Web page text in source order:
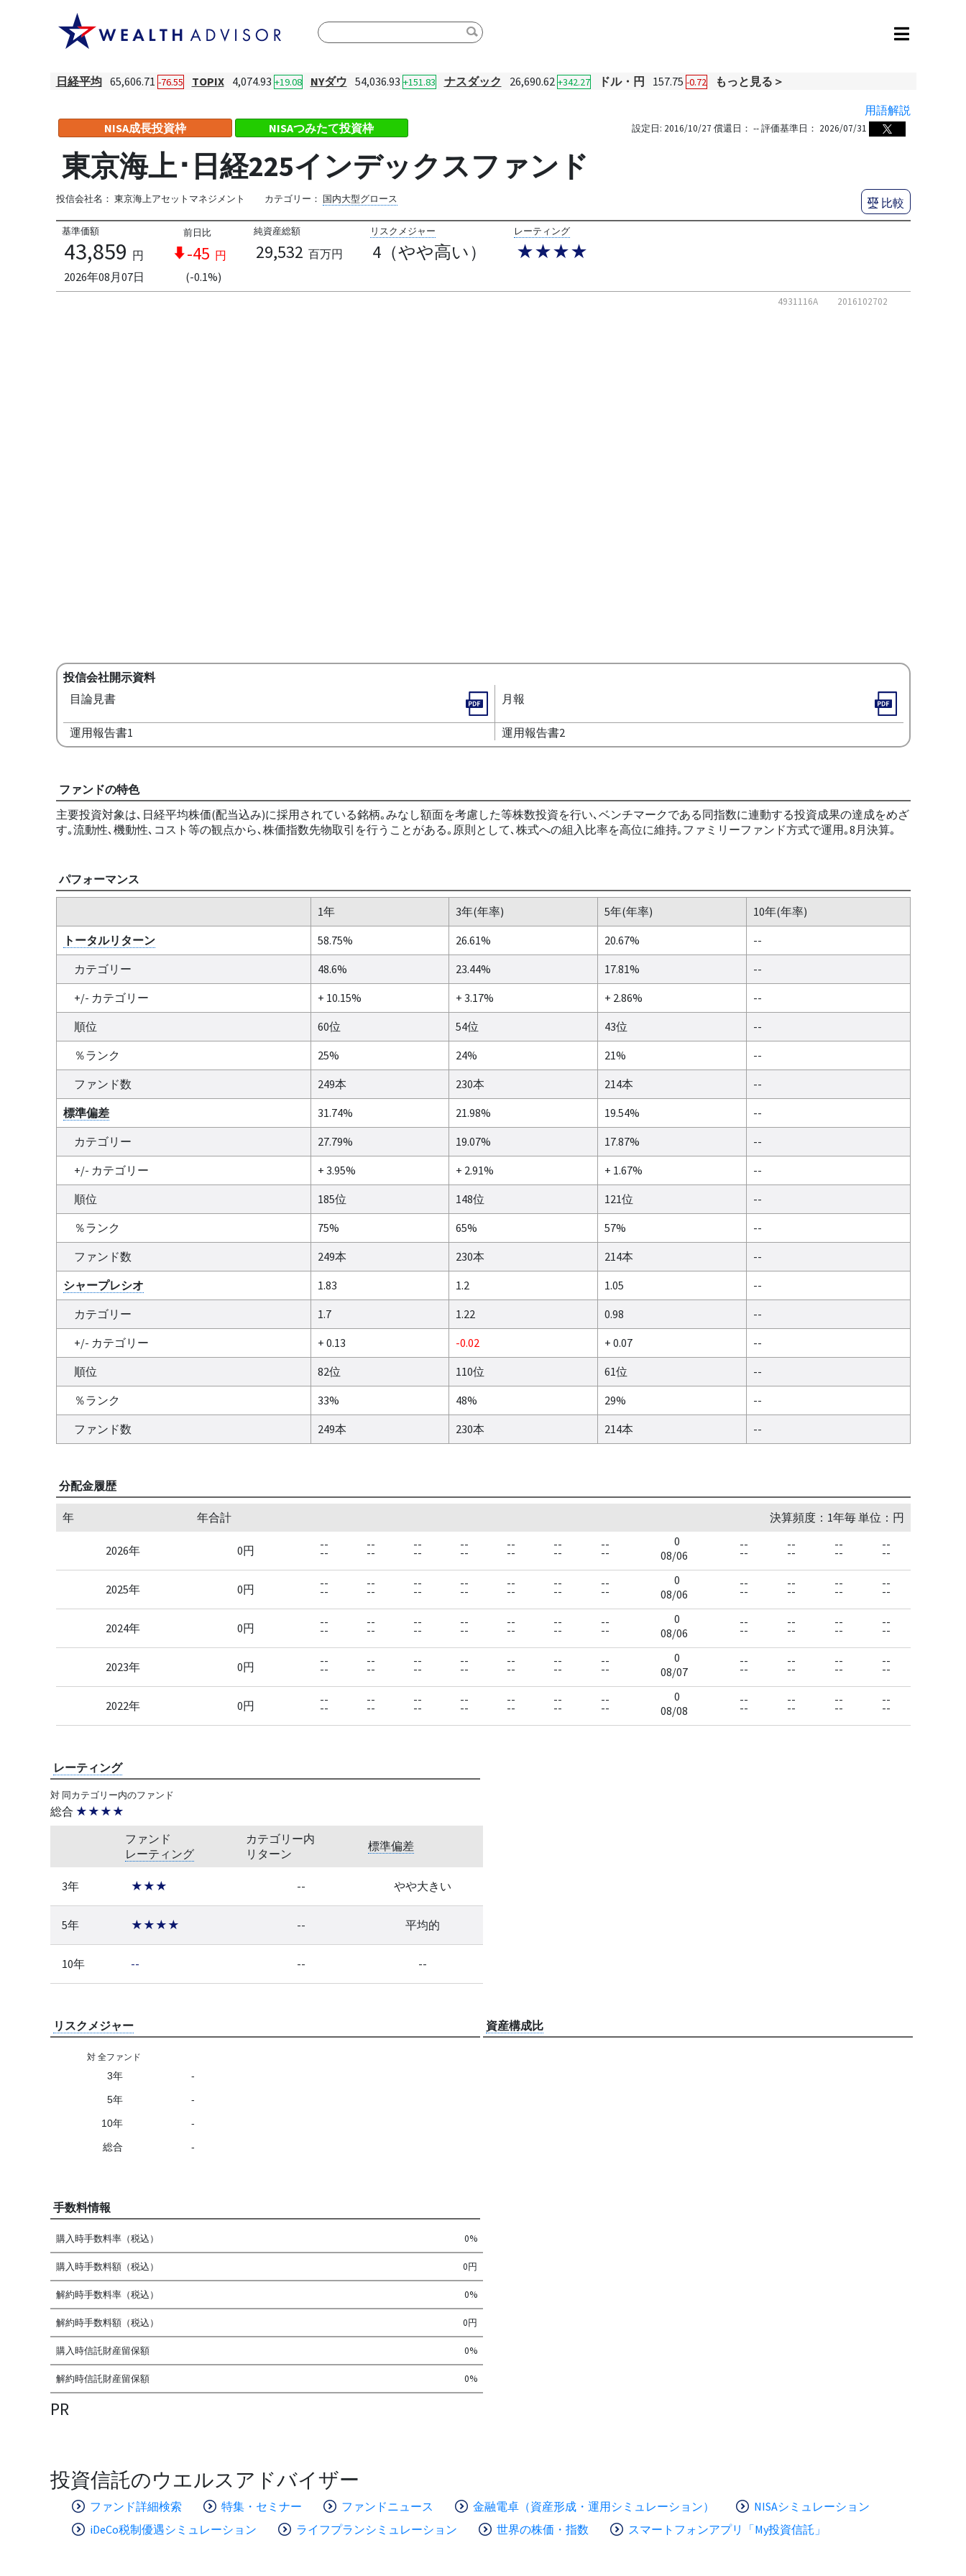
日経平均 65,606.71 -76.55 TOPIX 4,074.93 +19.08 NYダウ 54,036.93 +151.83 ナスダック 26,690.62 +342.27 ドル・円 157.75 -0.72
もっと見る＞
用語解説
NISA成長投資枠
NISAつみたて投資枠 設定日: 2016/10/27 償還日： -- 評価基準日： 2026/07/31
東京海上･日経225インデックスファンド
投信会社名： 東京海上アセットマネジメント カテゴリー： 国内大型グロース 比較
基準価額
43,859 円
2026年08月07日
前日比
-45 円
(-0.1%)
純資産総額
29,532 百万円
リスクメジャー
4（やや高い）
レーティング
★★★★
4931116A 2016102702
投信会社開示資料
目論見書
月報
運用報告書1 運用報告書2
ファンドの特色
主要投資対象は､日経平均株価(配当込み)に採用されている銘柄｡みなし額面を考慮した等株数投資を行い､ベンチマークである同指数に連動する投資成果の達成をめざ
す｡流動性､機動性､コスト等の観点から､株価指数先物取引を行うことがある｡原則として､株式への組入比率を高位に維持｡ファミリーファンド方式で運用｡8月決算｡
パフォーマンス
1年 3年(年率) 5年(年率)
10年(年率)
トータルリターン
58.75% 26.61% 20.67%
--
カテゴリー
48.6% 23.44% 17.81%
--
+/- カテゴリー
+ 10.15% + 3.17% + 2.86%
--
順位
60位 54位 43位
--
％ランク
25% 24% 21%
--
ファンド数
249本 230本 214本
--
標準偏差
31.74% 21.98% 19.54%
--
カテゴリー
27.79% 19.07% 17.87%
--
+/- カテゴリー
+ 3.95% + 2.91% + 1.67%
--
順位
185位 148位 121位
--
％ランク
75% 65% 57%
--
ファンド数
249本 230本 214本
--
シャープレシオ
1.83 1.2 1.05
--
カテゴリー
1.7 1.22 0.98
--
+/- カテゴリー
+ 0.13 -0.02 + 0.07
--
順位
82位 110位 61位
--
％ランク
33% 48% 29%
--
ファンド数
249本 230本 214本 --
分配金履歴
年 年合計 決算頻度：1年毎 単位：円
2026年 0円 --
--
--
--
--
--
--
--
--
--
--
--
--
--
0
08/06
--
--
--
--
--
--
--
--
2025年 0円 --
--
--
--
--
--
--
--
--
--
--
--
--
--
0
08/06
--
--
--
--
--
--
--
--
2024年 0円 --
--
--
--
--
--
--
--
--
--
--
--
--
--
0
08/06
--
--
--
--
--
--
--
--
2023年 0円 --
--
--
--
--
--
--
--
--
--
--
--
--
--
0
08/07
--
--
--
--
--
--
--
--
2022年 0円 --
--
--
--
--
--
--
--
--
--
--
--
--
--
0
08/08
--
--
--
--
--
--
--
--
レーティング
対 同カテゴリー内のファンド
総合 ★★★★
ファンド
レーティング
カテゴリー内
リターン
標準偏差
3年 ★★★ -- やや大きい
5年 ★★★★ -- 平均的
10年 -- -- --
リスクメジャー
対 全ファンド
3年 -
5年 -
10年 -
総合 -
資産構成比
手数料情報
購入時手数料率（税込） 0%
購入時手数料額（税込） 0円
解約時手数料率（税込） 0%
解約時手数料額（税込） 0円
購入時信託財産留保額 0%
解約時信託財産留保額 0%
PR
投資信託のウエルスアドバイザー
ファンド詳細検索 特集・セミナー ファンドニュース 金融電卓（資産形成・運用シミュレーション）
NISAシミュレーション
iDeCo税制優遇シミュレーション
ライフプランシミュレーション 世界の株価・指数 スマートフォンアプリ「My投資信託」